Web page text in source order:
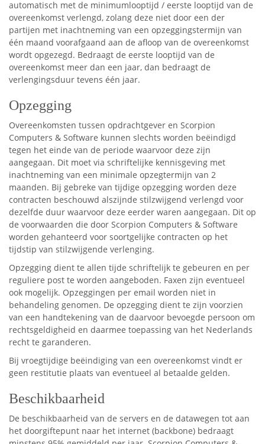
automatisch met de minimumlooptijd / eerste looptijd van de
overeenkomst verlengd, zolang deze niet door een der
partijen met inachtneming van een opzeggingstermijn van
één maand voorafgaand aan de afloop van de overeenkomst
wordt opgezegd. Bedraagt de eerste looptijd van de
overeenkomst meer dan een jaar, dan bedraagt de
verlengingsduur tevens één jaar.
Opzegging
Overeenkomsten tussen opdrachtgever en Scorpion
Computers & Software kunnen slechts worden beëindigd
tegen het einde van de periode waarvoor deze zijn
aangegaan. Dit moet via schriftelijke kennisgeving met
inachtneming van een minimale opzegtermijn van 2
maanden. Bij gebreke van tijdige opzegging worden deze
contracten beschouwd alszijnde stilzwijgend verlengd voor
dezelfde duur waarvoor deze eerder waren aangegaan. Dit op
de voorwaarden die door Scorpion Computers & Software
worden gehanteerd voor soortgelijke contracten op het
tijdstip van stilzwijgende verlenging.
Opzegging dient te allen tijde schriftelijk te gebeuren en per
reguliere post te worden aangeboden. Faxen zijn eventueel
ook mogelijk. Opzeggingen per email worden niet in
behandeling genomen. De opzegging dient te zijn voorzien
van een handtekening van de daarvoor bevoegde persoon om
rechtsgeldigheid en daarmee toepassing van het Nederlands
recht te garanderen.
Bij vroegtijdige beëindiging van een overeenkomst vindt er
geen restitutie plaats van eventueel al betaalde gelden.
Beschikbaarheid
De beschikbaarheid van de servers en de datawegen tot aan
het doorgiftepunt naar het internet (backbone) bedraagt